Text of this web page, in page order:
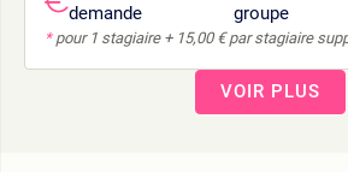
demande
groupe
*pour 1 stagiaire + 15,00 € par stagiaire
VOIR PLUS